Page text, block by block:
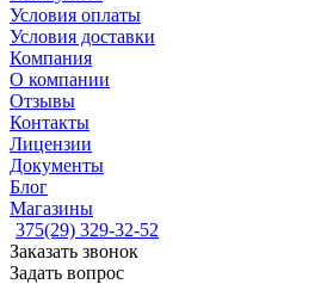
Условия оплаты
Условия доставки
Компания
О компании
Отзывы
Контакты
Лицензии
Документы
Блог
Магазины
375(29) 329-32-52
Заказать звонок
Задать вопрос